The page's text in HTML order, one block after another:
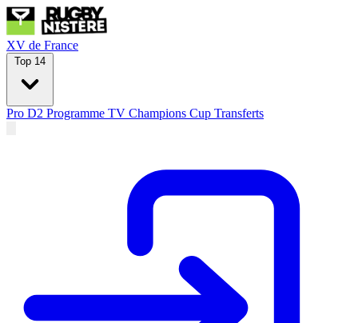
XV de France
Top 14
Pro D2 Programme TV Champions Cup Transferts